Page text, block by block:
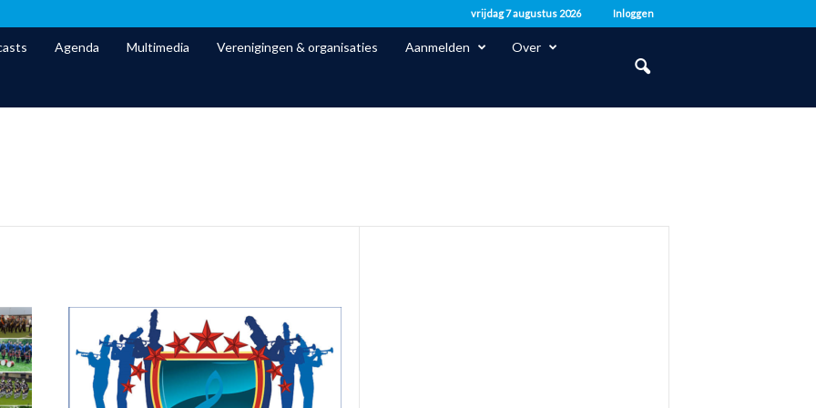
vrijdag 7 augustus 2026 Inloggen
Agenda Multimedia Verenigingen & organisaties Aanmelden Over